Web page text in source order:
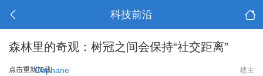
科技前沿
森林里的奇观：树冠之间会保持“社交距离”
点击重新加载 楼主
Daphane